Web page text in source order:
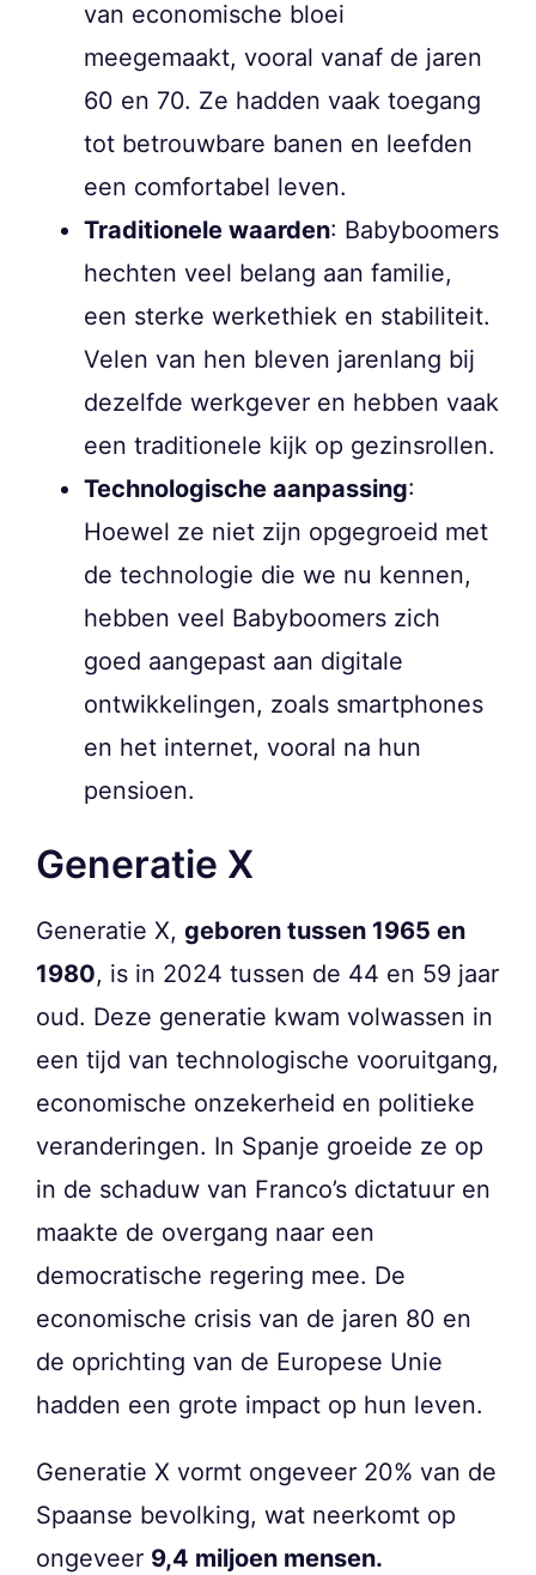
van economische bloei
meegemaakt, vooral vanaf de jaren
60 en 70. Ze hadden vaak toegang
tot betrouwbare banen en leefden
een comfortabel leven.
Traditionele waarden: Babyboomers
hechten veel belang aan familie,
een sterke werkethiek en stabiliteit.
Velen van hen bleven jarenlang bij
dezelfde werkgever en hebben vaak
een traditionele kijk op gezinsrollen.
Technologische aanpassing:
Hoewel ze niet zijn opgegroeid met
de technologie die we nu kennen,
hebben veel Babyboomers zich
goed aangepast aan digitale
ontwikkelingen, zoals smartphones
en het internet, vooral na hun
pensioen.
Generatie X
Generatie X, geboren tussen 1965 en
1980, is in 2024 tussen de 44 en 59 jaar
oud. Deze generatie kwam volwassen in
een tijd van technologische vooruitgang,
economische onzekerheid en politieke
veranderingen. In Spanje groeide ze op
in de schaduw van Franco’s dictatuur en
maakte de overgang naar een
democratische regering mee. De
economische crisis van de jaren 80 en
de oprichting van de Europese Unie
hadden een grote impact op hun leven.
Generatie X vormt ongeveer 20% van de
Spaanse bevolking, wat neerkomt op
ongeveer 9,4 miljoen mensen.